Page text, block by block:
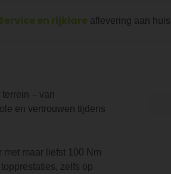
en rijklare aflevering aan huis
– van
en vertrouwen tijdens
maar liefst 100 Nm
zelfs op